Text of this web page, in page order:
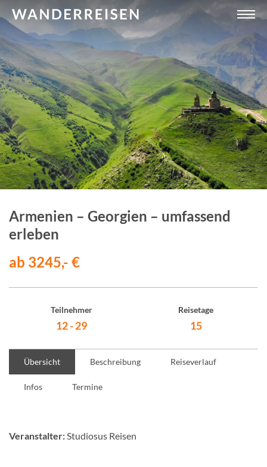
Armenien – Georgien – umfassend
erleben
ab 3245,- €
Teilnehmer
12 - 29
Reisetage
15
Übersicht Beschreibung Reiseverlauf
Infos Termine
Veranstalter:Studiosus Reisen